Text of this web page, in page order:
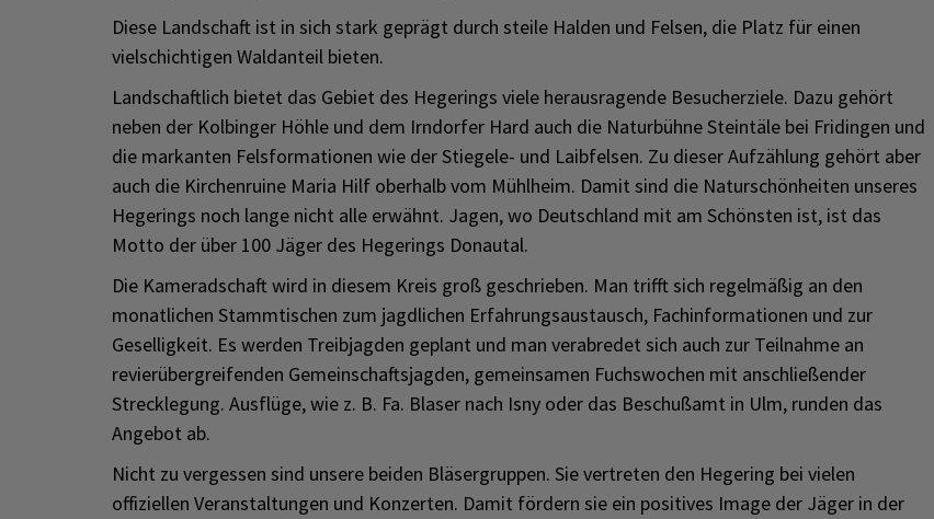
Diese Landschaft ist in sich stark geprägt durch steile Halden und Felsen, die Platz für einen
vielschichtigen Waldanteil bieten.
Landschaftlich bietet das Gebiet des Hegerings viele herausragende Besucherziele. Dazu gehört
neben der Kolbinger Höhle und dem Irndorfer Hard auch die Naturbühne Steintäle bei Fridingen und
die markanten Felsformationen wie der Stiegele- und Laibfelsen. Zu dieser Aufzählung gehört aber
auch die Kirchenruine Maria Hilf oberhalb vom Mühlheim. Damit sind die Naturschönheiten unseres
Hegerings noch lange nicht alle erwähnt. Jagen, wo Deutschland mit am Schönsten ist, ist das
Motto der über 100 Jäger des Hegerings Donautal.
Die Kameradschaft wird in diesem Kreis groß geschrieben. Man trifft sich regelmäßig an den
monatlichen Stammtischen zum jagdlichen Erfahrungsaustausch, Fachinformationen und zur
Geselligkeit. Es werden Treibjagden geplant und man verabredet sich auch zur Teilnahme an
revierübergreifenden Gemeinschaftsjagden, gemeinsamen Fuchswochen mit anschließender
Strecklegung. Ausflüge, wie z. B. Fa. Blaser nach Isny oder das Beschußamt in Ulm, runden das
Angebot ab.
Nicht zu vergessen sind unsere beiden Bläsergruppen. Sie vertreten den Hegering bei vielen
offiziellen Veranstaltungen und Konzerten. Damit fördern sie ein positives Image der Jäger in der